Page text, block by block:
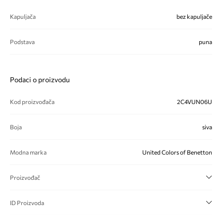
Kapuljača bez kapuljače
Podstava puna
Podaci o proizvodu
Kod proizvođača 2C4VUN06U
Boja siva
Modna marka United Colors of Benetton
Proizvođač
ID Proizvoda